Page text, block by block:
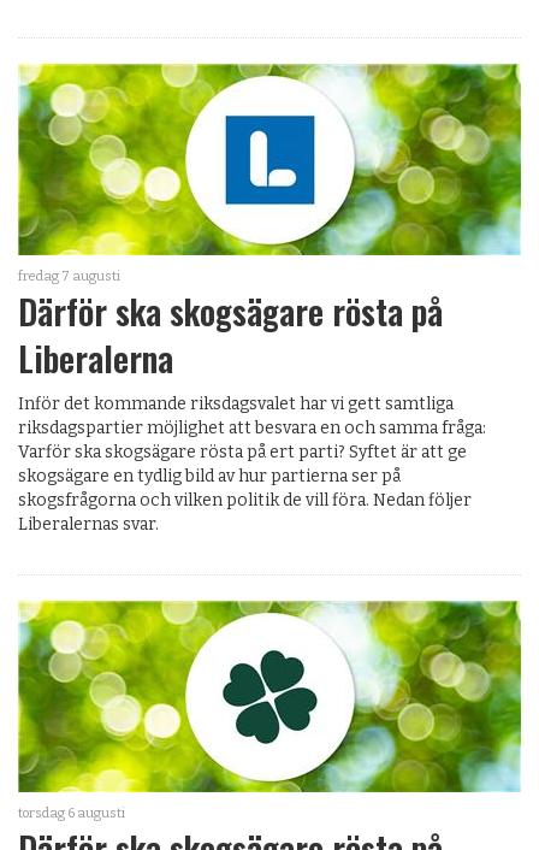
fredag 7 augusti
Därför ska skogsägare rösta på
Liberalerna
Inför det kommande riksdagsvalet har vi gett samtliga
riksdagspartier möjlighet att besvara en och samma fråga:
Varför ska skogsägare rösta på ert parti? Syftet är att ge
skogsägare en tydlig bild av hur partierna ser på
skogsfrågorna och vilken politik de vill föra. Nedan följer
Liberalernas svar.
torsdag 6 augusti